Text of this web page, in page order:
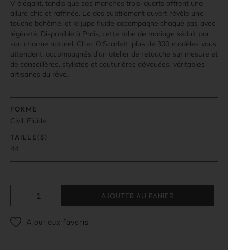
V élégant, tandis que ses manches trois-quarts offrent une
allure chic et raffinée. Le dos subtilement ouvert révèle une
touche bohème, et la jupe fluide accompagne chaque pas avec
légèreté. Disponible à Paris, cette robe de mariage séduit par
son charme naturel. Chez O’Scarlett, plus de 300 modèles vous
attendent, accompagnés d’un atelier de retouche sur mesure et
de conseillères, stylistes et couturières dévouées, véritables
artisanes du rêve.
FORME
Civil, Fluide
TAILLE(S)
44
AJOUTER AU PANIER
Ajout aux favoris